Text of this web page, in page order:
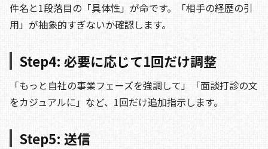
件名と1段落目の「具体性」が命です。「相手の経歴の引
用」が抽象的すぎないか確認します。
Step4: 必要に応じて1回だけ調整
「もっと自社の事業フェーズを強調して」「面談打診の文
をカジュアルに」など、1回だけ追加指示します。
Step5: 送信